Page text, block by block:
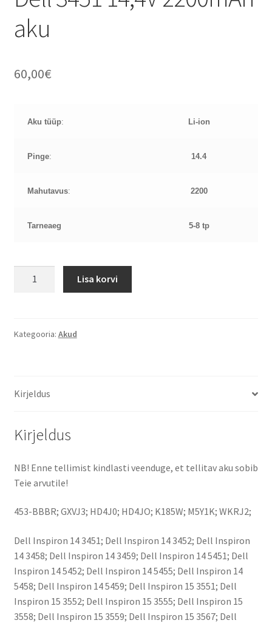
aku
60,00€
Aku tüüp: Li-ion
Pinge: 14.4
Mahutavus: 2200
Tarneaeg 5-8 tp
aku
Lisa korvi
Kategooria: Akud
Kirjeldus
Kirjeldus
NB! Enne tellimist kindlasti veenduge, et tellitav aku sobib
Teie arvutile!
453-BBBR; GXVJ3; HD4J0; HD4JO; K185W; M5Y1K; WKRJ2;
Dell Inspiron 14 3451; Dell Inspiron 14 3452; Dell Inspiron
14 3458; Dell Inspiron 14 3459; Dell Inspiron 14 5451; Dell
Inspiron 14 5452; Dell Inspiron 14 5455; Dell Inspiron 14
5458; Dell Inspiron 14 5459; Dell Inspiron 15 3551; Dell
Inspiron 15 3552; Dell Inspiron 15 3555; Dell Inspiron 15
3558; Dell Inspiron 15 3559; Dell Inspiron 15 3567; Dell